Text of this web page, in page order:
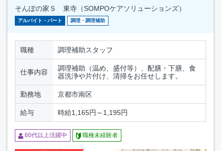
そんぽの家Ｓ 東寺（SOMPOケアソリューションズ）
アルバイト・パート 調理・調理補助
職種 調理補助スタッフ
仕事内容
調理補助（温め、盛付等）、配膳・下膳、食
器洗浄や片付け、清掃をお任せします。
勤務地 京都市南区
給与 時給1,165円～1,195円
60代以上活躍中 職種未経験者